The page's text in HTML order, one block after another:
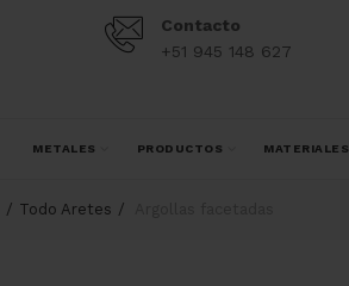
Contacto
+51 945 148 627
METALES PRODUCTOS MATERIALES
Todo Aretes